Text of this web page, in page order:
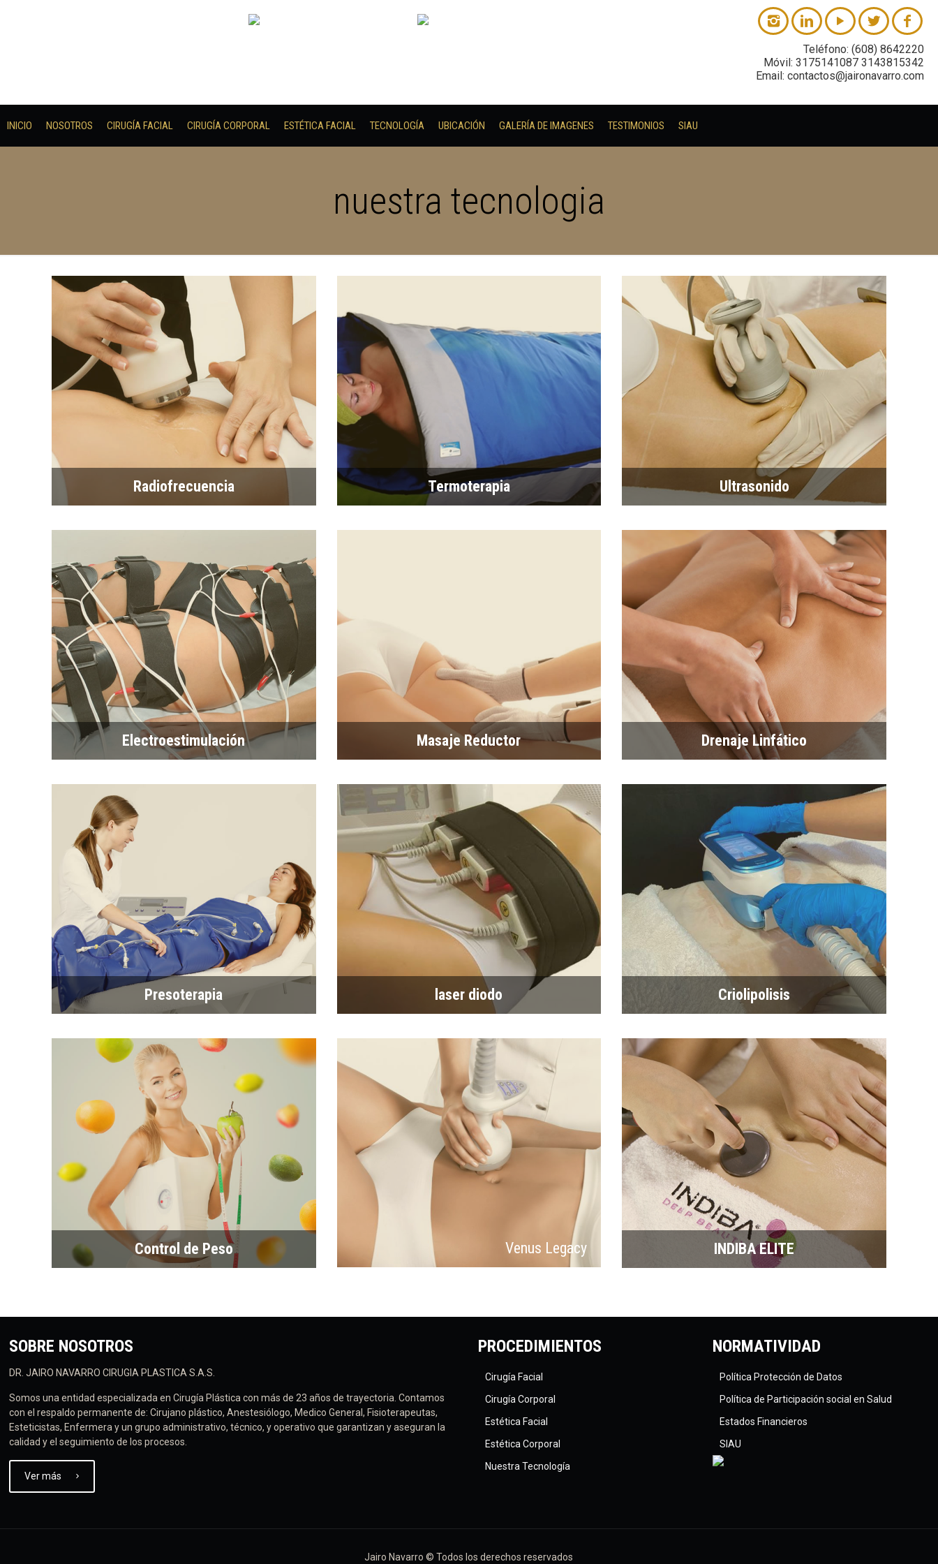
INICIO NOSOTROS CIRUGÍA FACIAL CIRUGÍA CORPORAL ESTÉTICA FACIAL TECNOLOGÍA UBICACIÓN GALERÍA DE IMAGENES TESTIMONIOS SIAU
Teléfono: (608) 8642220
Móvil: 3175141087 3143815342
Email: contactos@jaironavarro.com
nuestra tecnologia
Radiofrecuencia Termoterapia Ultrasonido
Electroestimulación Masaje Reductor Drenaje Linfático
Presoterapia laser diodo Criolipolisis
Control de Peso Venus Legacy INDIBA ELITE
SOBRE NOSOTROS
DR. JAIRO NAVARRO CIRUGIA PLASTICA S.A.S.
Somos una entidad especializada en Cirugía Plástica con más de 23 años de trayectoria. Contamos
con el respaldo permanente de: Cirujano plástico, Anestesiólogo, Medico General, Fisioterapeutas,
Esteticistas, Enfermera y un grupo administrativo, técnico, y operativo que garantizan y aseguran la
calidad y el seguimiento de los procesos.
Ver más
PROCEDIMIENTOS
Cirugía Facial
Cirugía Corporal
Estética Facial
Estética Corporal
Nuestra Tecnología
NORMATIVIDAD
Política Protección de Datos
Política de Participación social en Salud
Estados Financieros
SIAU
Jairo Navarro © Todos los derechos reservados